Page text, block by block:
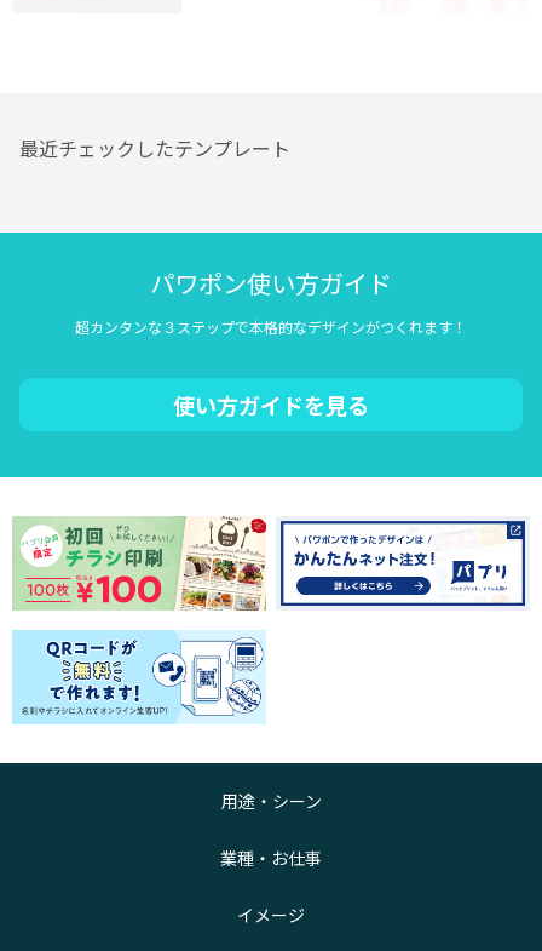
最近チェックしたテンプレート
パワポン使い方ガイド
超カンタンな３ステップで本格的なデザインがつくれます！
使い方ガイドを見る
用途・シーン
業種・お仕事
イメージ